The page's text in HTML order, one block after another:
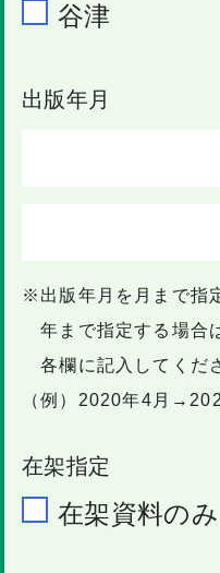
谷津
出版年月
※出版年月を月まで指
年まで指定する場合
各欄に記入してくだ
（例）2020年4月
在架指定
在架資料のみ